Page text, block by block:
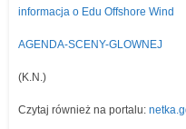
informacja o Edu Offshore Wind
AGENDA-SCENY-GLOWNEJ
(K.N.)
Czytaj również na portalu: